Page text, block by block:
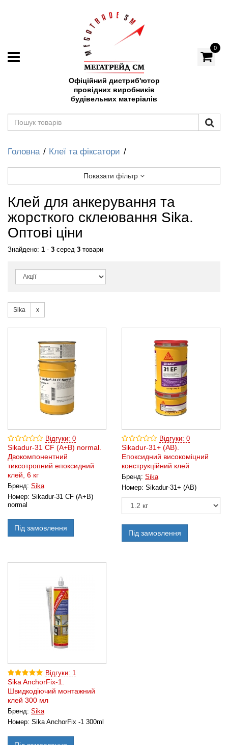
Офіційний дистриб'ютор
провідних виробників
будівельних матеріалів
0
Головна Клеї та фіксатори
Показати фільтр
Клей для анкерування та
жорсткого склеювання Sika.
Оптові ціни
Знайдено: 1 - 3 серед 3 товари
Sika
Відгуки: 0
Sikadur-31 CF (A+B) normal.
Двокомпонентний
тиксотропний епоксидний
клей, 6 кг
Бренд: Sika
Номер: Sikadur-31 CF (A+B)
normal
Під замовлення
Відгуки: 0
Sikadur-31+ (AB).
Епоксидний високоміцний
конструкційний клей
Бренд: Sika
Номер: Sikadur-31+ (AB)
Під замовлення
Відгуки: 1
Sika AnchorFix-1.
Швидкодіючий монтажний
клей 300 мл
Бренд: Sika
Номер: Sika AnchorFix -1 300ml